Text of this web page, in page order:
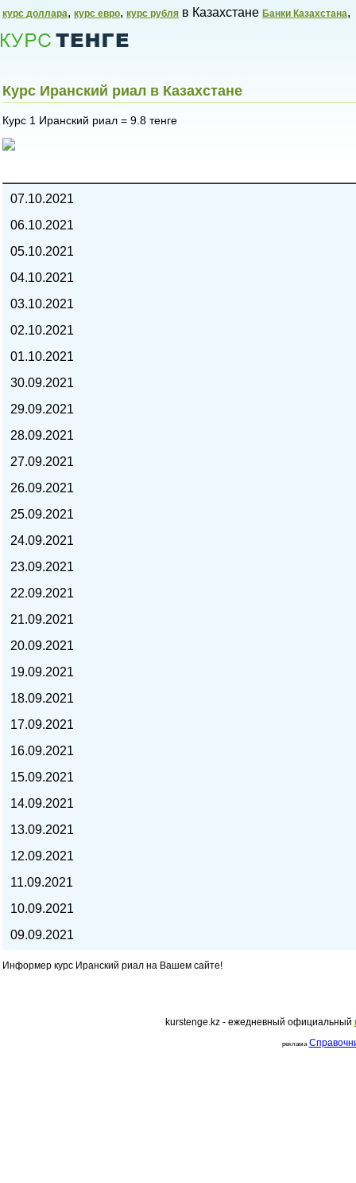
курс доллара, курс евро, курс рубля в Казахстане Банки Казахстана,
курс евро, курс рубля -
Курс Иранский риал в Казахстане
Курс 1 Иранский риал = 9.8 тенге
07.10.2021
06.10.2021
05.10.2021
04.10.2021
03.10.2021
02.10.2021
01.10.2021
30.09.2021
29.09.2021
28.09.2021
27.09.2021
26.09.2021
25.09.2021
24.09.2021
23.09.2021
22.09.2021
21.09.2021
20.09.2021
19.09.2021
18.09.2021
17.09.2021
16.09.2021
15.09.2021
14.09.2021
13.09.2021
12.09.2021
11.09.2021
10.09.2021
09.09.2021
Информер курс Иранский риал на Вашем сайте!
kurstenge.kz - ежедневный официальный
реклама